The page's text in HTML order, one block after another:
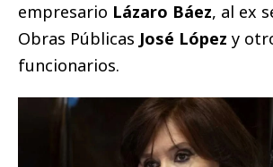
empresario Lázaro Báez, al ex
Obras Públicas José López y
funcionarios.